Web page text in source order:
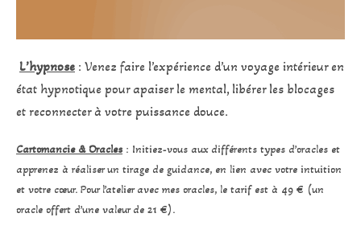
L’hypnose : Venez faire l’expérience d’un voyage intérieur en
état hypnotique pour apaiser le mental, libérer les blocages
et reconnecter à votre puissance douce.
Cartomancie & Oracles : Initiez-vous aux différents types d’oracles et
apprenez à réaliser un tirage de guidance, en lien avec votre intuition
et votre cœur. Pour l’atelier avec mes oracles, le tarif est à 49 € (un
oracle offert d’une valeur de 21 €).